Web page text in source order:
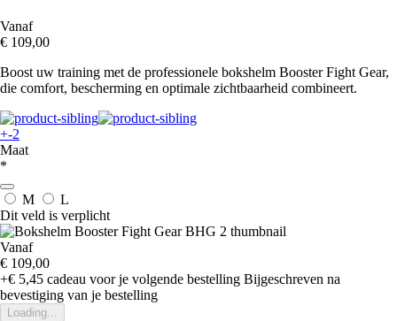
Vanaf
€ 109,00
Boost uw training met de professionele bokshelm Booster Fight Gear,
die comfort, bescherming en optimale zichtbaarheid combineert.
+-2
Maat
*
M
L
Dit veld is verplicht
Vanaf
€ 109,00
+€ 5,45 cadeau voor je volgende bestelling Bijgeschreven na
bevestiging van je bestelling
Loading...